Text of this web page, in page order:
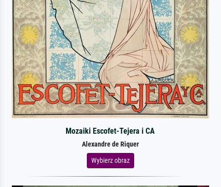
Mozaiki Escofet-Tejera i CA
Alexandre de Riquer
Wybierz obraz